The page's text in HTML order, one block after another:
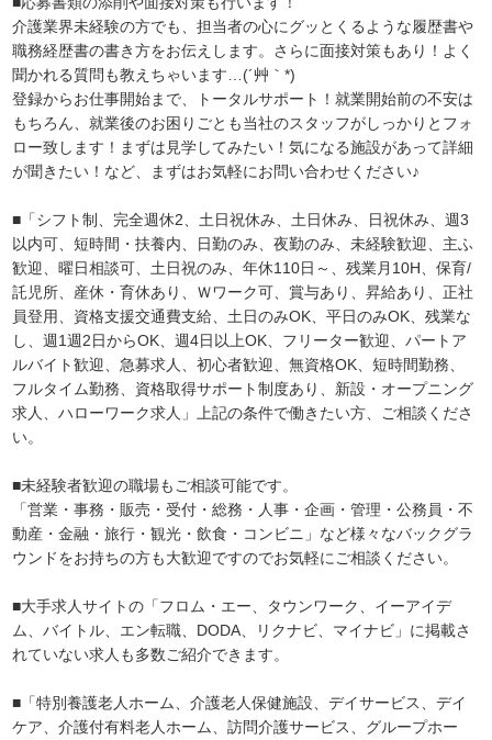
介護業界未経験の方でも、担当者の心にグッとくるような履歴書や
職務経歴書の書き方をお伝えします。さらに面接対策もあり！よく
聞かれる質問も教えちゃいます…(´艸｀*)
登録からお仕事開始まで、トータルサポート！就業開始前の不安は
もちろん、就業後のお困りごとも当社のスタッフがしっかりとフォ
ロー致します！まずは見学してみたい！気になる施設があって詳細
が聞きたい！など、まずはお気軽にお問い合わせください♪
■「シフト制、完全週休2、土日祝休み、土日休み、日祝休み、週3
以内可、短時間・扶養内、日勤のみ、夜勤のみ、未経験歓迎、主ふ
歓迎、曜日相談可、土日祝のみ、年休110日～、残業月10H、保育/
託児所、産休・育休あり、Ｗワーク可、賞与あり、昇給あり、正社
員登用、資格支援交通費支給、土日のみOK、平日のみOK、残業な
し、週1週2日からOK、週4日以上OK、フリーター歓迎、パートア
ルバイト歓迎、急募求人、初心者歓迎、無資格OK、短時間勤務、
フルタイム勤務、資格取得サポート制度あり、新設・オープニング
求人、ハローワーク求人」上記の条件で働きたい方、ご相談くださ
い。
■未経験者歓迎の職場もご相談可能です。
「営業・事務・販売・受付・総務・人事・企画・管理・公務員・不
動産・金融・旅行・観光・飲食・コンビニ」など様々なバックグラ
ウンドをお持ちの方も大歓迎ですのでお気軽にご相談ください。
■大手求人サイトの「フロム・エー、タウンワーク、イーアイデ
ム、バイトル、エン転職、DODA、リクナビ、マイナビ」に掲載さ
れていない求人も多数ご紹介できます。
■「特別養護老人ホーム、介護老人保健施設、デイサービス、デイ
ケア、介護付有料老人ホーム、訪問介護サービス、グループホー